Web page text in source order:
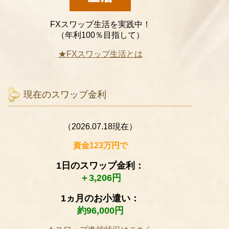
FXスワップ生活を実践中！
（年利100％目指して）
★FXスワップ生活とは
現在のスワップ金利
（2026.07.18現在）
資金123万円で
1日のスワップ金利：
＋3,206円
1ヵ月のお小遣い：
約96,000円